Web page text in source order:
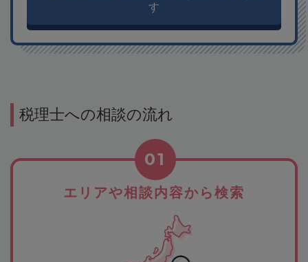
す
税理士への相談の流れ
エリアや相談内容から検索
01